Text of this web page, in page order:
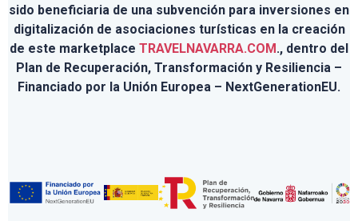
sido beneficiaria de una subvención para inversiones en
digitalización de asociaciones turísticas en la creación
de este marketplace TRAVELNAVARRA.COM ., dentro del
Plan de Recuperación, Transformación y Resiliencia –
Financiado por la Unión Europea – NextGenerationEU.